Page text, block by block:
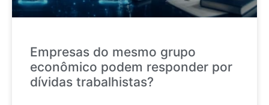
Empresas do mesmo grupo
econômico podem responder por
dívidas trabalhistas?